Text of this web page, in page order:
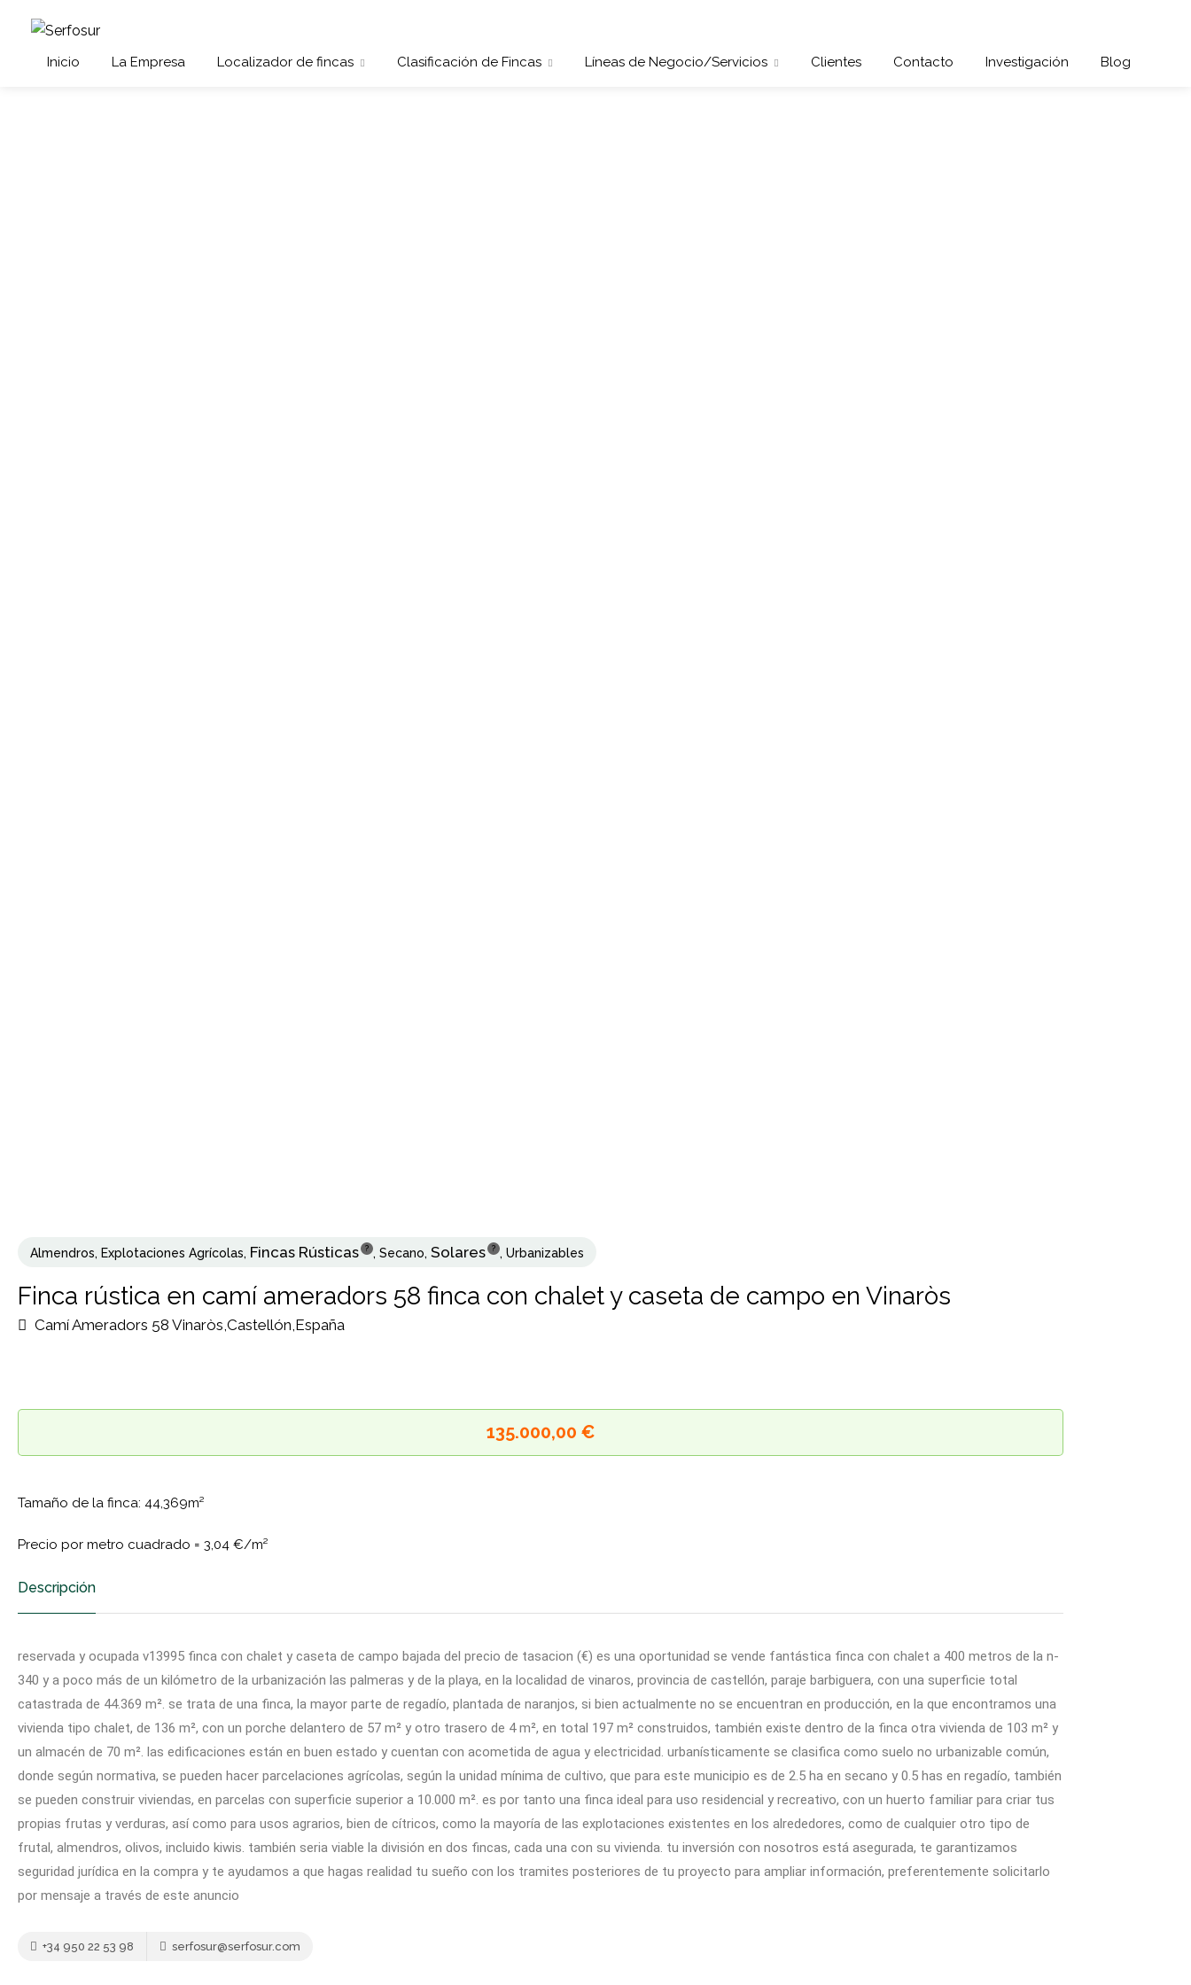
Inicio La Empresa Localizador de fincas Clasificación de Fincas Líneas de Negocio/Servicios Clientes Contacto Investigación Blog
Almendros, Explotaciones Agrícolas, Fincas Rústicas ? , Secano, Solares ? , Urbanizables
Finca rústica en camí ameradors 58 finca con chalet y caseta de campo en Vinaròs
Camí Ameradors 58 Vinaròs,Castellón,España
135.000,00 €
Tamaño de la finca: 44,369m²
Precio por metro cuadrado = 3,04 €/m²
Descripción
reservada y ocupada v13995 finca con chalet y caseta de campo bajada del precio de tasacion (€) es una oportunidad se vende fantástica finca con chalet a 400 metros de la n-
340 y a poco más de un kilómetro de la urbanización las palmeras y de la playa, en la localidad de vinaros, provincia de castellón, paraje barbiguera, con una superficie total
catastrada de 44.369 m². se trata de una finca, la mayor parte de regadío, plantada de naranjos, si bien actualmente no se encuentran en producción, en la que encontramos una
vivienda tipo chalet, de 136 m², con un porche delantero de 57 m² y otro trasero de 4 m², en total 197 m² construidos, también existe dentro de la finca otra vivienda de 103 m² y
un almacén de 70 m². las edificaciones están en buen estado y cuentan con acometida de agua y electricidad. urbanísticamente se clasifica como suelo no urbanizable común,
donde según normativa, se pueden hacer parcelaciones agrícolas, según la unidad mínima de cultivo, que para este municipio es de 2.5 ha en secano y 0.5 has en regadío, también
se pueden construir viviendas, en parcelas con superficie superior a 10.000 m². es por tanto una finca ideal para uso residencial y recreativo, con un huerto familiar para criar tus
propias frutas y verduras, así como para usos agrarios, bien de cítricos, como la mayoría de las explotaciones existentes en los alrededores, como de cualquier otro tipo de
frutal, almendros, olivos, incluido kiwis. también seria viable la división en dos fincas, cada una con su vivienda. tu inversión con nosotros está asegurada, te garantizamos
seguridad jurídica en la compra y te ayudamos a que hagas realidad tu sueño con los tramites posteriores de tu proyecto para ampliar información, preferentemente solicitarlo
por mensaje a través de este anuncio
+34 950 22 53 98 serfosur@serfosur.com